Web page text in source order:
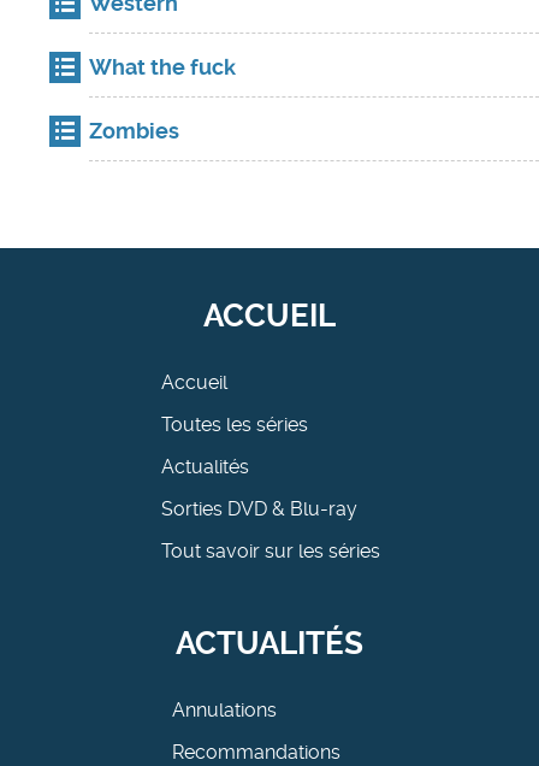
What the fuck
Zombies
ACCUEIL
Accueil
Toutes les séries
Actualités
Sorties DVD & Blu-ray
Tout savoir sur les séries
ACTUALITÉS
Annulations
Recommandations